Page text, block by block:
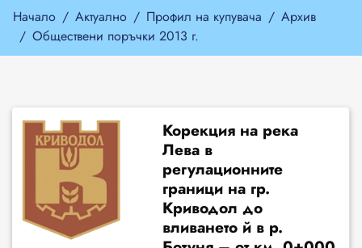
Начало Актуално Профил на купувача
Архив
Обществени поръчки 2013 г.
Корекция на река
Лева в
регулационните
граници на гр.
Криводол до
вливането й в р.